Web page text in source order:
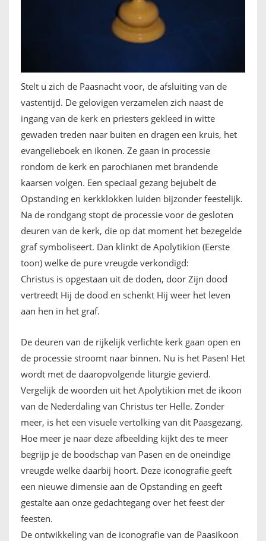
Stelt u zich de Paasnacht voor, de afsluiting van de
vastentijd. De gelovigen verzamelen zich naast de
ingang van de kerk en priesters gekleed in witte
gewaden treden naar buiten en dragen een kruis, het
evangelieboek en ikonen. Ze gaan in processie
rondom de kerk en parochianen met brandende
kaarsen volgen. Een speciaal gezang bejubelt de
Opstanding en kerkklokken luiden bijzonder feestelijk.
Na de rondgang stopt de processie voor de gesloten
deuren van de kerk, die op dat moment het bezegelde
graf symboliseert. Dan klinkt de Apolytikion (Eerste
toon) welke de pure vreugde verkondigd:
Christus is opgestaan uit de doden, door Zijn dood
vertreedt Hij de dood en schenkt Hij weer het leven
aan hen in het graf.
De deuren van de rijkelijk verlichte kerk gaan open en
de processie stroomt naar binnen. Nu is het Pasen! Het
wordt met de daaropvolgende liturgie gevierd.
Vergelijk de woorden uit het Apolytikion met de ikoon
van de Nederdaling van Christus ter Helle. Zonder
meer, is het een visuele vertolking van dit Paasgezang.
Hoe meer je naar deze afbeelding kijkt des te meer
begrijp je de boodschap van Pasen en de oneindige
vreugde welke daarbij hoort. Deze iconografie geeft
een nieuwe dimensie aan de Opstanding en geeft
gestalte aan onze gedachtegang over het feest der
feesten.
De ontwikkeling van de iconografie van de Paasikoon